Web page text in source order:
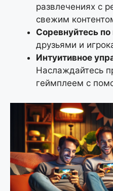
развлечениях с
свежим
Соревнуйтесь
друзьями и
Интуитивное
Наслаждайтесь
геймплеем с